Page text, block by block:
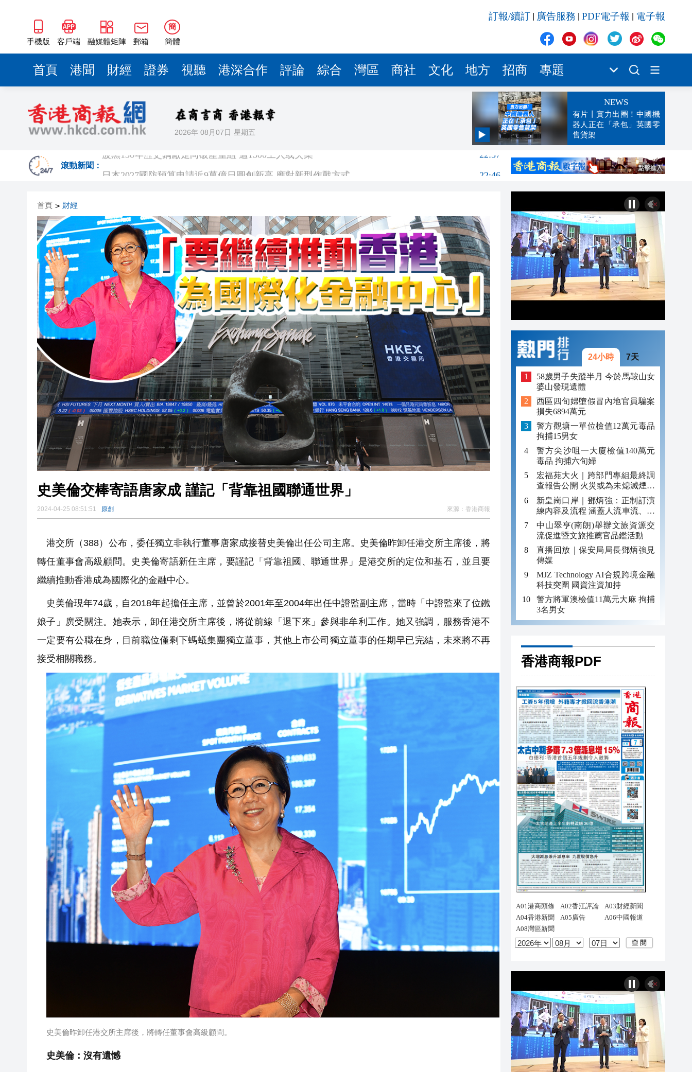
手機版 客戶端 融媒體矩陣 郵箱
簡
簡體
訂報/續訂 廣告服務 PDF電子報 電子報
首頁 港聞 財經 證券 視聽 港深合作 評論 綜合 灣區 商社 文化 地方 招商 專題
2026年 08月07日 星期五
NEWS
有片丨實力出圈！中國機
器人正在「承包」英國零
售貨架
滾動新聞：
22:57
路易斯迪亞斯轟世界波 拜仁2:1挫維拉
22:05
有片丨宇樹科技IPO路演現場 CEO王興興發聲：讓人工智能為社會服務
21:57
美7月非農職位突轉跌2.3萬 美聯儲減息預期升溫
21:41
超多優惠產品集中上線！2026年深圳體育消費嘉年華啟動
21:30
首頁 > 財經
史美倫交棒寄語唐家成 謹記「背靠祖國聯通世界」
2024-04-25 08:51:51 原創 來源： 香港商報
港交所（388）公布，委任獨立非執行董事唐家成接替史美倫出任公司主席。史美倫昨卸任港交所主席後，將
轉任董事會高級顧問。史美倫寄語新任主席，要謹記「背靠祖國、聯通世界」是港交所的定位和基石，並且要
繼續推動香港成為國際化的金融中心。
史美倫現年74歲，自2018年起擔任主席，並曾於2001年至2004年出任中證監副主席，當時「中證監來了位鐵
娘子」廣受關注。她表示，卸任港交所主席後，將從前線「退下來」參與非牟利工作。她又強調，服務香港不
一定要有公職在身，目前職位僅剩下螞蟻集團獨立董事，其他上市公司獨立董事的任期早已完結，未來將不再
接受相關職務。
史美倫昨卸任港交所主席後，將轉任董事會高級顧問。
史美倫：沒有遺憾
24小時 7天
58歲男子失蹤半月 今於馬鞍山女
婆山發現遺體
西區四旬婦墮假冒內地官員騙案
損失6894萬元
警方觀塘一單位檢值12萬元毒品
拘捕15男女
警方尖沙咀一大廈檢值140萬元
毒品 拘捕六旬婦
宏福苑大火｜跨部門專組最終調
查報告公開 火災或為未熄滅煙頭
引發
新皇崗口岸｜鄧炳強：正制訂演
練內容及流程 涵蓋人流車流、緊
急應變等
中山翠亨(南朗)舉辦文旅資源交
流促進暨文旅推薦官品鑑活動
直播回放｜保安局局長鄧炳強見
傳媒
MJZ Technology AI合規跨境金融
科技突圍 國資注資加持
警方將軍澳檢值11萬元大麻 拘捕
3名男女
香港商報PDF